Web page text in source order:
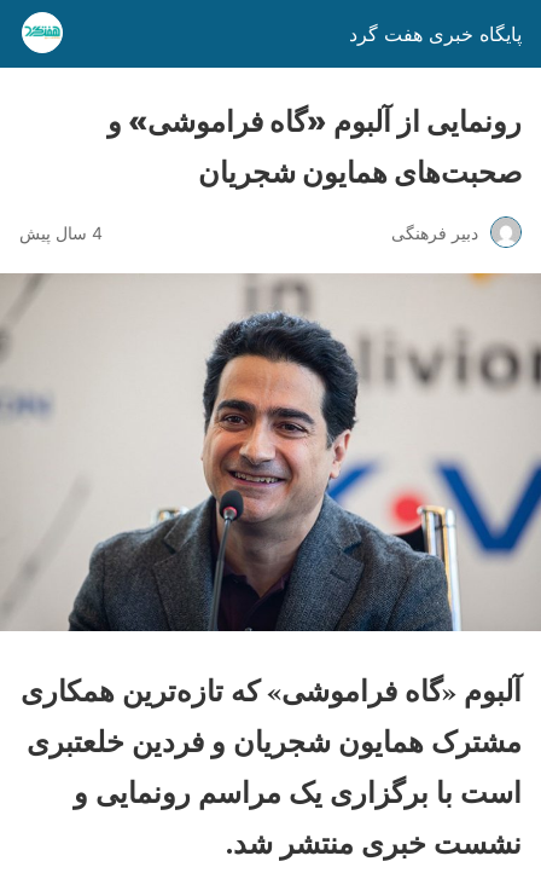
پایگاه خبری هفت گرد
رونمایی از آلبوم «گاه فراموشی» و
صحبت‌های همایون شجریان
دبیر فرهنگی 4 سال پیش
آلبوم «گاه فراموشی» که تازه‌ترین همکاری
مشترک همایون شجریان و فردین خلعتبری
است با برگزاری یک مراسم رونمایی و
نشست خبری منتشر شد.